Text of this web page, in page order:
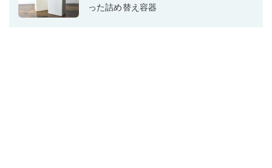
った詰め替え容器